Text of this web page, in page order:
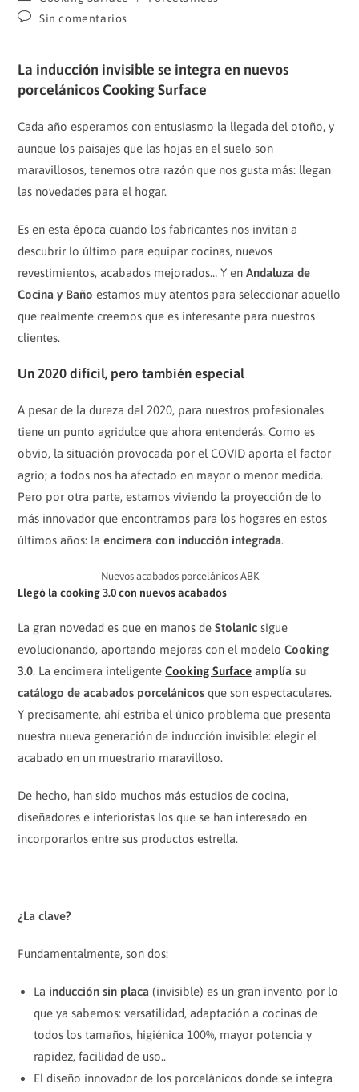
la
entrada:
la
entrada:
de
la
Comentarios
entrada:
Sin comentarios
La inducción invisible se integra en nuevos
porcelánicos Cooking Surface
Cada año esperamos con entusiasmo la llegada del otoño, y
aunque los paisajes que las hojas en el suelo son
maravillosos, tenemos otra razón que nos gusta más: llegan
las novedades para el hogar.
Es en esta época cuando los fabricantes nos invitan a
descubrir lo último para equipar cocinas, nuevos
revestimientos, acabados mejorados… Y enAndaluza de
Cocina y Baño estamos muy atentos para seleccionar aquello
que realmente creemos que es interesante para nuestros
clientes.
Un 2020 difícil, pero también especial
A pesar de la dureza del 2020, para nuestros profesionales
tiene un punto agridulce que ahora entenderás. Como es
obvio, la situación provocada por el COVID aporta el factor
agrio; a todos nos ha afectado en mayor o menor medida.
Pero por otra parte, estamos viviendo la proyección de lo
más innovador que encontramos para los hogares en estos
últimos años: laencimera con inducción integrada.
Nuevos acabados porcelánicos ABK
Llegó la cooking 3.0 con nuevos acabados
La gran novedad es que en manos deStolanic sigue
evolucionando, aportando mejoras con el modeloCooking
3.0. La encimera inteligenteCooking Surface amplía su
catálogo de acabados porcelánicos que son espectaculares.
Y precisamente, ahí estriba el único problema que presenta
nuestra nueva generación de inducción invisible: elegir el
acabado en un muestrario maravilloso.
De hecho, han sido muchos más estudios de cocina,
diseñadores e interioristas los que se han interesado en
incorporarlos entre sus productos estrella.
¿La clave?
Fundamentalmente, son dos:
La inducción sin placa (invisible) es un gran invento por lo
que ya sabemos: versatilidad, adaptación a cocinas de
todos los tamaños, higiénica 100%, mayor potencia y
rapidez, facilidad de uso..
El diseño innovador de los porcelánicos donde se integra